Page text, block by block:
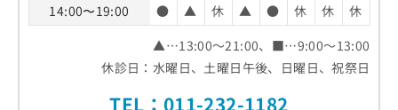
14:00〜19:00
● ▲ 休 ▲ ● 休 休
休
▲…13:00～21:00、■…9:00～13:00
休診日：水曜日、土曜日午後、日曜日、祝祭日
TEL： 011-232-1182